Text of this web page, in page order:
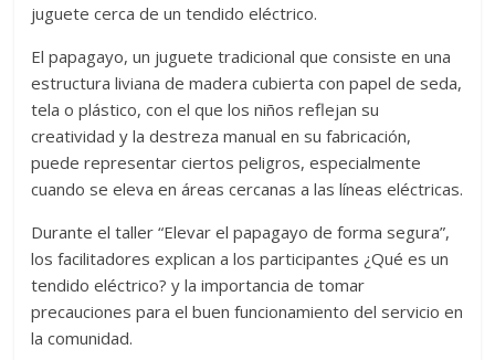
juguete cerca de un tendido eléctrico.
El papagayo, un juguete tradicional que consiste en una
estructura liviana de madera cubierta con papel de seda,
tela o plástico, con el que los niños reflejan su
creatividad y la destreza manual en su fabricación,
puede representar ciertos peligros, especialmente
cuando se eleva en áreas cercanas a las líneas eléctricas.
Durante el taller “Elevar el papagayo de forma segura”,
los facilitadores explican a los participantes ¿Qué es un
tendido eléctrico? y la importancia de tomar
precauciones para el buen funcionamiento del servicio en
la comunidad.